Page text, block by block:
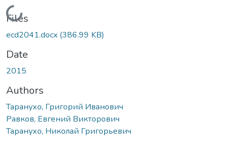
Loading...
Files
ecd2041.docx (386.99 KB)
Date
2015
Authors
Таранухо, Григорий Иванович
Равков, Евгений Викторович
Таранухо, Николай Григорьевич